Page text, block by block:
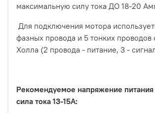
максимальную силу тока ДО 18-20
Для подключения мотора
фазных провода и 5 тонких проводов
Холла (2 провода - питание, 3 -
Рекомендуемое напряжение
сила тока 13-15А: